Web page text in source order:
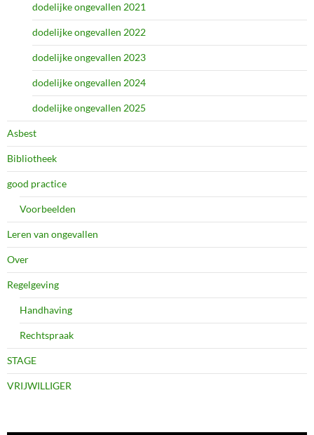
dodelijke ongevallen 2021
dodelijke ongevallen 2022
dodelijke ongevallen 2023
dodelijke ongevallen 2024
dodelijke ongevallen 2025
Asbest
Bibliotheek
good practice
Voorbeelden
Leren van ongevallen
Over
Regelgeving
Handhaving
Rechtspraak
STAGE
VRIJWILLIGER